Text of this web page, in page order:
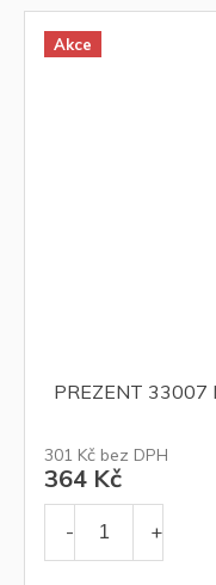
Akce
PREZENT 33007
301 Kč bez DPH
364 Kč